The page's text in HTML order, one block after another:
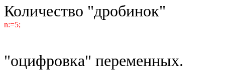
Количество "дробинок"
n:=5;
"оцифровка" переменных.